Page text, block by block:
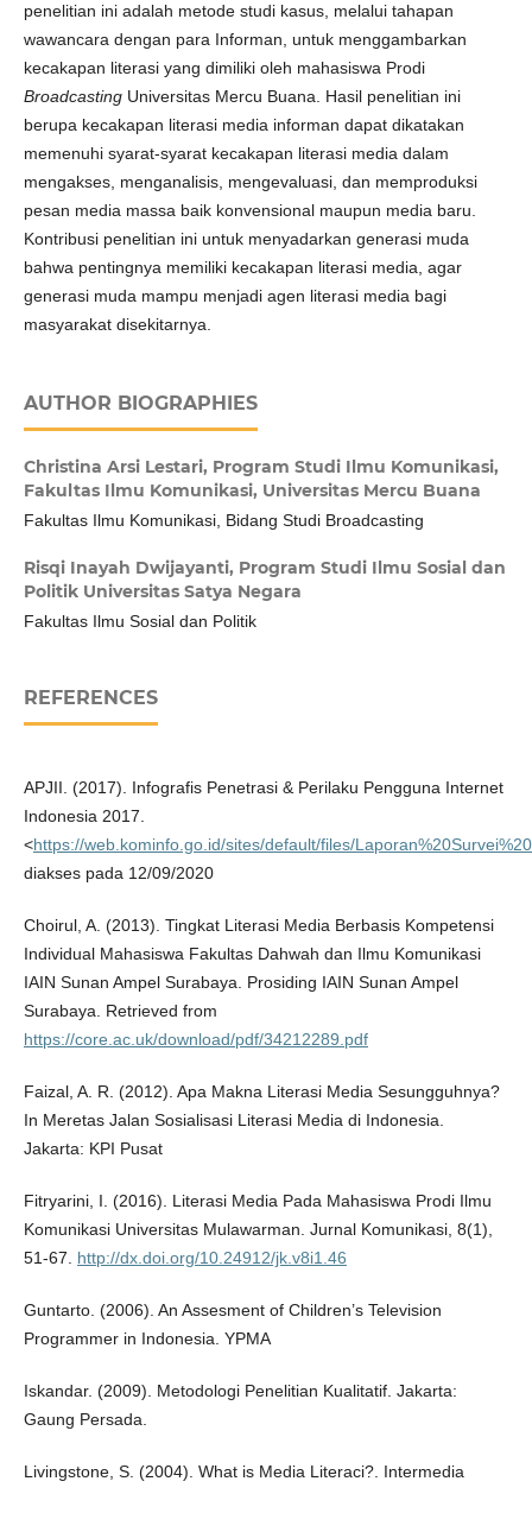
penelitian ini adalah metode studi kasus, melalui tahapan
wawancara dengan para Informan, untuk menggambarkan
kecakapan literasi yang dimiliki oleh mahasiswa Prodi
BroadcastingUniversitas Mercu Buana. Hasil penelitian ini
berupa kecakapan literasi media informan dapat dikatakan
memenuhi syarat-syarat kecakapan literasi media dalam
mengakses, menganalisis, mengevaluasi, dan memproduksi
pesan media massa baik konvensional maupun media baru.
Kontribusi penelitian ini untuk menyadarkan generasi muda
bahwa pentingnya memiliki kecakapan literasi media, agar
generasi muda mampu menjadi agen literasi media bagi
masyarakat disekitarnya.
AUTHOR BIOGRAPHIES
Christina Arsi Lestari, Program Studi Ilmu Komunikasi,
Fakultas Ilmu Komunikasi, Universitas Mercu Buana
Fakultas Ilmu Komunikasi, Bidang Studi Broadcasting
Risqi Inayah Dwijayanti, Program Studi Ilmu Sosial dan
Politik Universitas Satya Negara
Fakultas Ilmu Sosial dan Politik
REFERENCES
APJII. (2017). Infografis Penetrasi & Perilaku Pengguna Internet
Indonesia 2017.
<https://web.kominfo.go.id/sites/default/files/
diakses pada 12/09/2020
Choirul, A. (2013). Tingkat Literasi Media Berbasis Kompetensi
Individual Mahasiswa Fakultas Dahwah dan Ilmu Komunikasi
IAIN Sunan Ampel Surabaya. Prosiding IAIN Sunan Ampel
Surabaya. Retrieved from
https://core.ac.uk/download/pdf/34212289.pdf
Faizal, A. R. (2012). Apa Makna Literasi Media Sesungguhnya?
In Meretas Jalan Sosialisasi Literasi Media di Indonesia.
Jakarta: KPI Pusat
Fitryarini, I. (2016). Literasi Media Pada Mahasiswa Prodi Ilmu
Komunikasi Universitas Mulawarman. Jurnal Komunikasi, 8(1),
51-67. http://dx.doi.org/10.24912/jk.v8i1.46
Guntarto. (2006). An Assesment of Children’s Television
Programmer in Indonesia. YPMA
Iskandar. (2009). Metodologi Penelitian Kualitatif. Jakarta:
Gaung Persada.
Livingstone, S. (2004). What is Media Literaci?. Intermedia